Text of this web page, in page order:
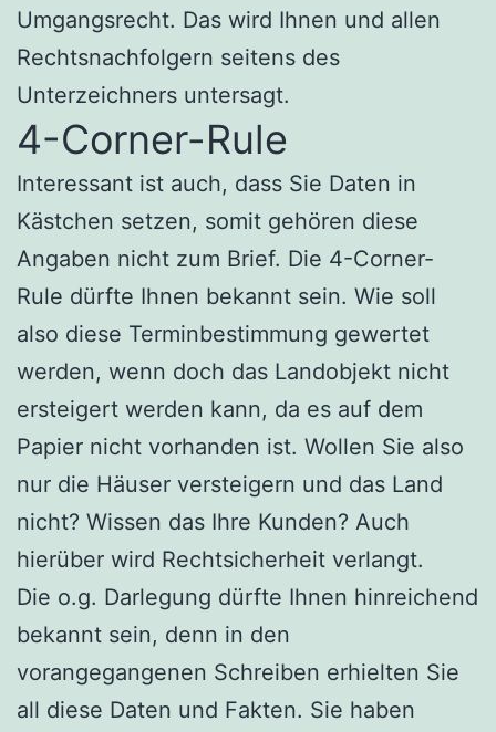
Umgangsrecht. Das wird Ihnen und allen
Rechtsnachfolgern seitens des
Unterzeichners untersagt.
4-Corner-Rule
Interessant ist auch, dass Sie Daten in
Kästchen setzen, somit gehören diese
Angaben nicht zum Brief. Die 4-Corner-
Rule dürfte Ihnen bekannt sein. Wie soll
also diese Terminbestimmung gewertet
werden, wenn doch das Landobjekt nicht
ersteigert werden kann, da es auf dem
Papier nicht vorhanden ist. Wollen Sie also
nur die Häuser versteigern und das Land
nicht? Wissen das Ihre Kunden? Auch
hierüber wird Rechtsicherheit verlangt.
Die o.g. Darlegung dürfte Ihnen hinreichend
bekannt sein, denn in den
vorangegangenen Schreiben erhielten Sie
all diese Daten und Fakten. Sie haben